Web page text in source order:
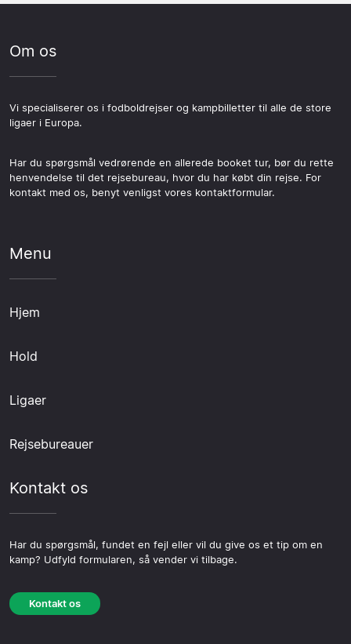
Om os
Vi specialiserer os i fodboldrejser og kampbilletter til alle de store
ligaer i Europa.
Har du spørgsmål vedrørende en allerede booket tur, bør du rette
henvendelse til det rejsebureau, hvor du har købt din rejse. For
kontakt med os, benyt venligst vores kontaktformular.
Menu
Hjem
Hold
Ligaer
Rejsebureauer
Kontakt os
Har du spørgsmål, fundet en fejl eller vil du give os et tip om en
kamp? Udfyld formularen, så vender vi tilbage.
Kontakt os